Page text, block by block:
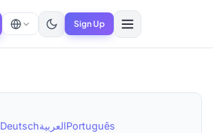
Sign Up
DeutschالعربيةPortuguês